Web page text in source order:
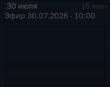
30 июля
15 мин
Эфир 30.07.2026 · 10:00